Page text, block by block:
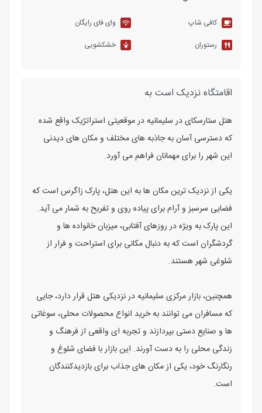
کافی شاپ
وای فای رایگان
رستوران
خشکشویی
اقامتگاه نزدیک است به
هتل ستارسکای در سلیمانیه در موقعیتی استراتژیک واقع شده
که دسترسی آسان به جاذبه های مختلف و مکان های دیدنی
این شهر را برای مهمانان فراهم می آورد.
یکی از نزدیک ترین مکان ها به این هتل، پارک زاگرس است که
فضایی سرسبز و آرام برای پیاده روی و تفریح به شمار می آید.
این پارک به ویژه در روزهای آفتابی، میزبان خانواده ها و
گردشگران است که به دنبال مکانی برای استراحت و فرار از
شلوغی شهر هستند.
همچنین، بازار مرکزی سلیمانیه در نزدیکی هتل قرار دارد، جایی
که مسافران می توانند به خرید انواع محصولات محلی، سوغاتی
ها و صنایع دستی بپردازند و تجربه ای واقعی از فرهنگ و
زندگی محلی را به دست آورند. این بازار با فضای شلوغ و
رنگارنگ خود، یکی از مکان های جذاب برای بازدیدکنندگان
است.